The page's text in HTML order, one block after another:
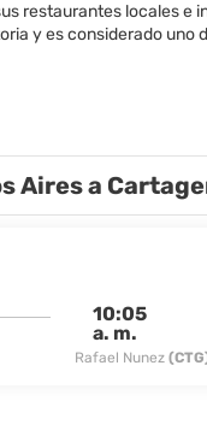
restaurantes locales e
y es considerado uno
Aires a
10:05
a. m.
Rafael Nunez